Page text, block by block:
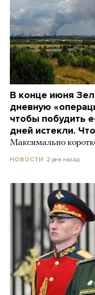
В конце июня
дневную
чтобы побудить
дней истекли.
Максимально
НОВОСТИ 2 дня назад